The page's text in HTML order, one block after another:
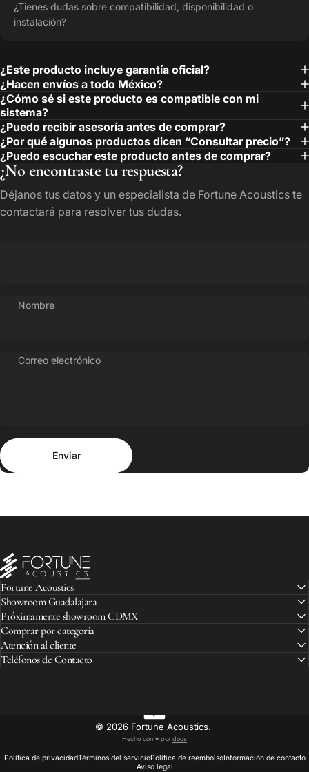
¿Tienes dudas sobre compatibilidad, disponibilidad o
instalación?
¿Este producto incluye garantía oficial?
¿Hacen envíos a todo México?
¿Cómo sé si este producto es compatible con mi
sistema?
¿Puedo recibir asesoría antes de comprar?
¿Por qué algunos productos dicen “Consultar precio”?
¿Puedo escuchar este producto antes de comprar?
¿No encontraste tu respuesta?
Déjanos tus datos y un especialista de Fortune Acoustics te
contactará para resolver tus dudas.
Nombre
Correo electrónico
Enviar
Enviar
Fortune Acoustics
Fortune Acoustics
Showroom Guadalajara
Próximamente showroom CDMX
Comprar por categoría
Atención al cliente
Teléfonos de Contacto
© 2026 Fortune Acoustics.
Hecho con ♥︎ por doos
Política de privacidadTérminos del servicioPolítica de reembolsoInformación de contacto
Aviso legal